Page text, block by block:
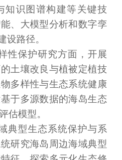
知识图谱构建等关键技
、大模型分析和数字孪
设路径。
性保护研究方面， 开展
土壤改良与植被定植技
物多样性与生态系统健康
于多源数据的海岛生态
估模型。
典型生态系统保护与系
研究海岛周边海域典型